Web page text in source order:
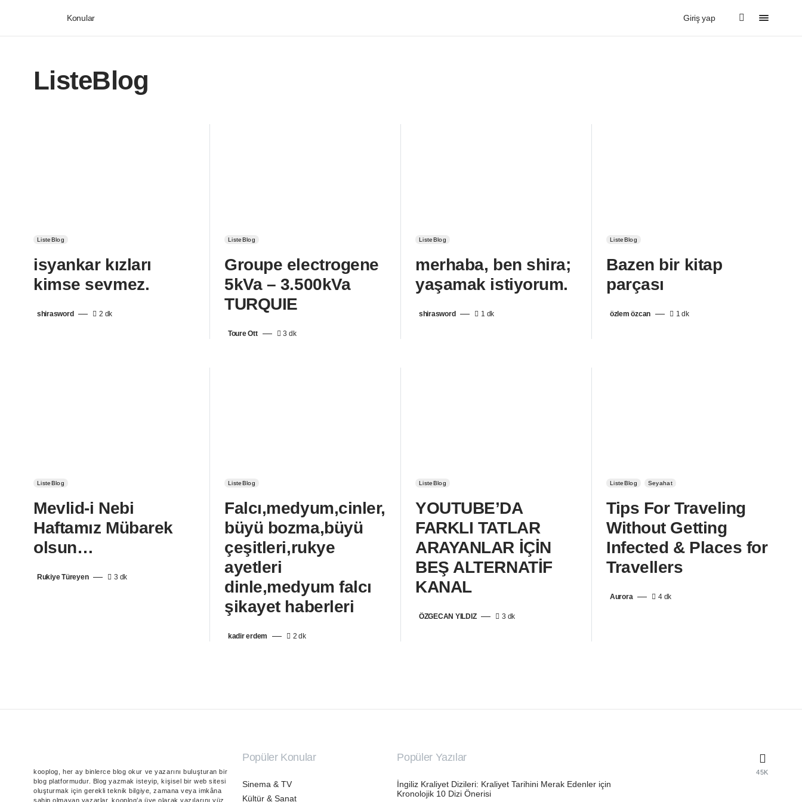
Konular Giriş yap
ListeBlog
ListeBlog
isyankar kızları
kimse sevmez.
shirasword 2 dk
ListeBlog
Groupe electrogene
5kVa – 3.500kVa
TURQUIE
Toure Ott 3 dk
ListeBlog
merhaba, ben shira;
yaşamak istiyorum.
shirasword 1 dk
ListeBlog
Bazen bir kitap
parçası
özlem özcan 1 dk
ListeBlog
Mevlid-i Nebi
Haftamız Mübarek
olsun…
Rukiye Türeyen 3 dk
ListeBlog
Falcı,medyum,cinler,
büyü bozma,büyü
çeşitleri,rukye
ayetleri
dinle,medyum falcı
şikayet haberleri
kadir erdem 2 dk
ListeBlog
YOUTUBE’DA
FARKLI TATLAR
ARAYANLAR İÇİN
BEŞ ALTERNATİF
KANAL
ÖZGECAN YILDIZ 3 dk
ListeBlog Seyahat
Tips For Traveling
Without Getting
Infected & Places for
Travellers
Aurora 4 dk
kooplog, her ay binlerce blog okur ve yazarını buluşturan bir
blog platformudur. Blog yazmak isteyip, kişisel bir web sitesi
oluşturmak için gerekli teknik bilgiye, zamana veya imkâna
sahip olmayan yazarlar, kooplog’a üye olarak yazılarını yüz
Popüler Konular
Sinema & TV
Kültür & Sanat
Popüler Yazılar
İngiliz Kraliyet Dizileri: Kraliyet Tarihini Merak Edenler için
Kronolojik 10 Dizi Önerisi
45K